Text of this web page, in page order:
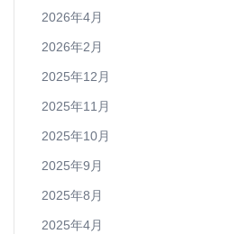
2026年4月
2026年2月
2025年12月
2025年11月
2025年10月
2025年9月
2025年8月
2025年4月